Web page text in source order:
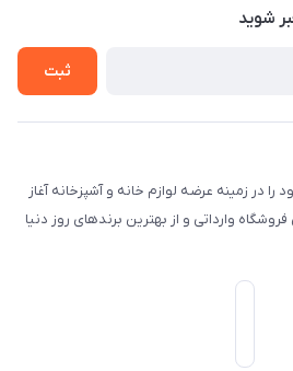
شوید
ثبت
99 فعالیت خود را در زمینه عرضه لوازم خانه و آشپزخانه آغاز
وارداتی و از بهترین برندهای روز دنیا